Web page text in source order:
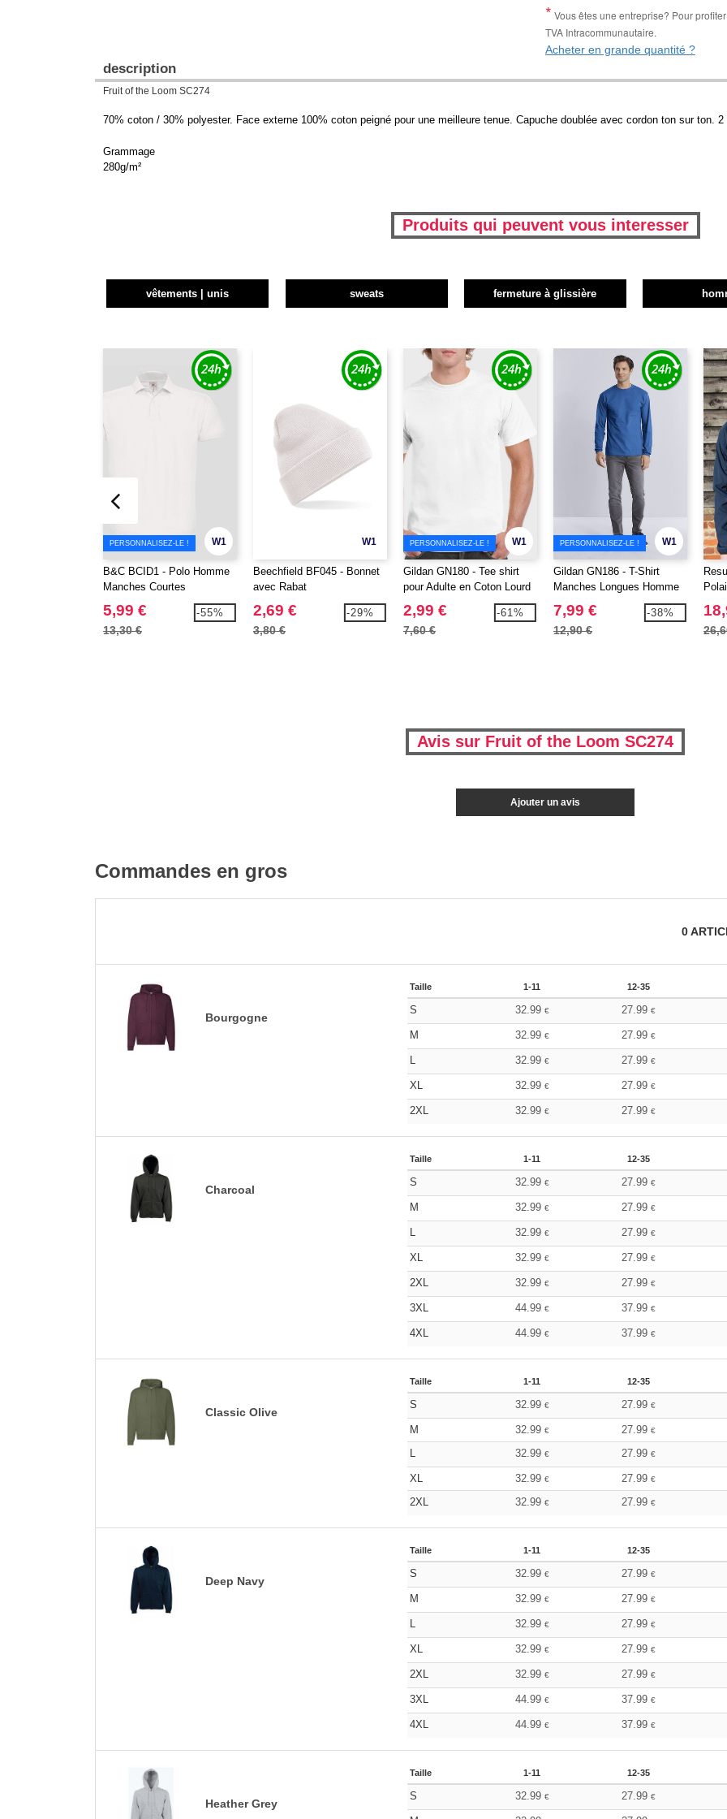
Vous êtes une entreprise? Pour
TVA Intracommunautaire.
Acheter en grande quantité ?
description
Fruit of the Loom SC274
70% coton / 30% polyester. Face externe 100% coton peigné pour une meilleure tenue. Capuche doublée avec cordon ton sur ton.
Grammage
280g/m²
Produits qui peuvent vous interesser
vêtements | unis sweats fermeture à glissière
W1
PERSONNALISEZ-LE !
B&C BCID1 - Polo Homme
Manches Courtes
5,99 €
13,30 €
-55%
W1
Beechfield BF045 - Bonnet
avec Rabat
2,69 €
3,80 €
-29%
W1
PERSONNALISEZ-LE !
Gildan GN180 - Tee shirt
pour Adulte en Coton Lourd
2,99 €
7,60 €
-61%
W1
PERSONNALISEZ-LE !
Gildan GN186 - T-Shirt
Manches Longues Homme
Ultra-T
7,99 €
12,90 €
-38%
Avis sur Fruit of the Loom SC274
Ajouter un avis
Commandes en gros
0
Bourgogne
Taille 1-11 12-35
S 32.99 € 27.99 €
M 32.99 € 27.99 €
L 32.99 € 27.99 €
XL 32.99 € 27.99 €
2XL 32.99 € 27.99 €
Charcoal
Taille 1-11 12-35
S 32.99 € 27.99 €
M 32.99 € 27.99 €
L 32.99 € 27.99 €
XL 32.99 € 27.99 €
2XL 32.99 € 27.99 €
3XL 44.99 € 37.99 €
4XL 44.99 € 37.99 €
Classic Olive
Taille 1-11 12-35
S 32.99 € 27.99 €
M 32.99 € 27.99 €
L
32.99 € 27.99 €
XL 32.99 € 27.99 €
2XL
32.99 € 27.99 €
Deep Navy
Taille 1-11 12-35
S 32.99 € 27.99 €
M 32.99 € 27.99 €
L 32.99 € 27.99 €
XL 32.99 € 27.99 €
2XL 32.99 € 27.99 €
3XL 44.99 € 37.99 €
4XL 44.99 € 37.99 €
Heather Grey
Taille 1-11 12-35
S 32.99 € 27.99 €